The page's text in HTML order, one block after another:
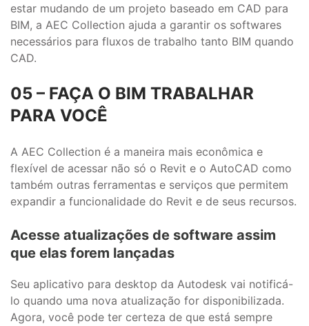
estar mudando de um projeto baseado em CAD para
BIM, a AEC Collection ajuda a garantir os softwares
necessários para fluxos de trabalho tanto BIM quando
CAD.
05 – FAÇA O BIM TRABALHAR
PARA VOCÊ
A AEC Collection é a maneira mais econômica e
flexível de acessar não só o Revit e o AutoCAD como
também outras ferramentas e serviços que permitem
expandir a funcionalidade do Revit e de seus recursos.
Acesse atualizações de software assim
que elas forem lançadas
Seu aplicativo para desktop da Autodesk vai notificá-
lo quando uma nova atualização for disponibilizada.
Agora, você pode ter certeza de que está sempre